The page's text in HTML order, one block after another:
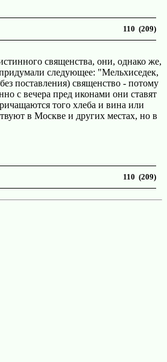
110 (209)
священства, они, однако же,
следующее: "Мельхиседек,
поставления) священство - потому
с вечера пред иконами они ставят
того хлеба и вина или
в Москве и других местах, но в
110 (209)